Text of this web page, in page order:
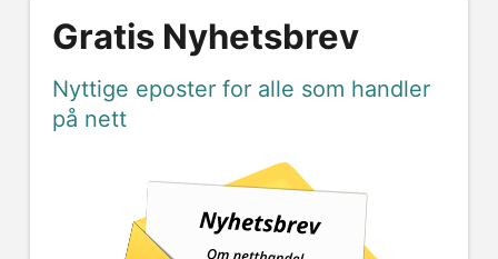
Gratis Nyhetsbrev
Nyttige eposter for alle som handler
på nett